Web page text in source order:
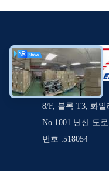
8/F, 블록 T3, 화
No.1001 난산 도
번호 :518054